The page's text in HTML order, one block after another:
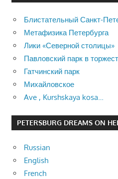
Блистательный Санкт-
Метафизика Петербурга
Лики «Северной столицы»
Павловский парк в
Гатчинский парк
Михайловское
Ave , Kurshskaya kosa…
PETERSBURG DREAMS ON
Russian
English
French